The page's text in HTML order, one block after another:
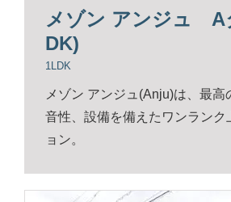
メゾン アンジュ A
DK)
1LDK
メゾン アンジュ(Anju)は、最高
音性、設備を備えたワンランク
ョン。